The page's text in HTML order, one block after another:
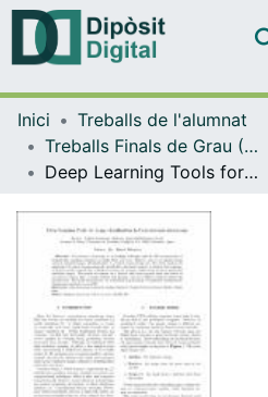
Inici
Treballs de l'alumnat
Treballs Finals de Grau (TFG) - Física
Deep Learning Tools for image classification in Cryo-electron microscopy